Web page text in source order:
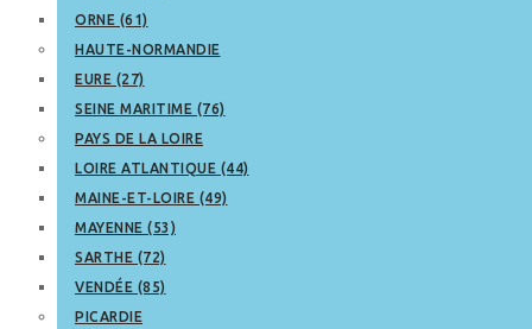
ORNE (61)
HAUTE-NORMANDIE
EURE (27)
SEINE MARITIME (76)
PAYS DE LA LOIRE
LOIRE ATLANTIQUE (44)
MAINE-ET-LOIRE (49)
MAYENNE (53)
SARTHE (72)
VENDÉE (85)
PICARDIE